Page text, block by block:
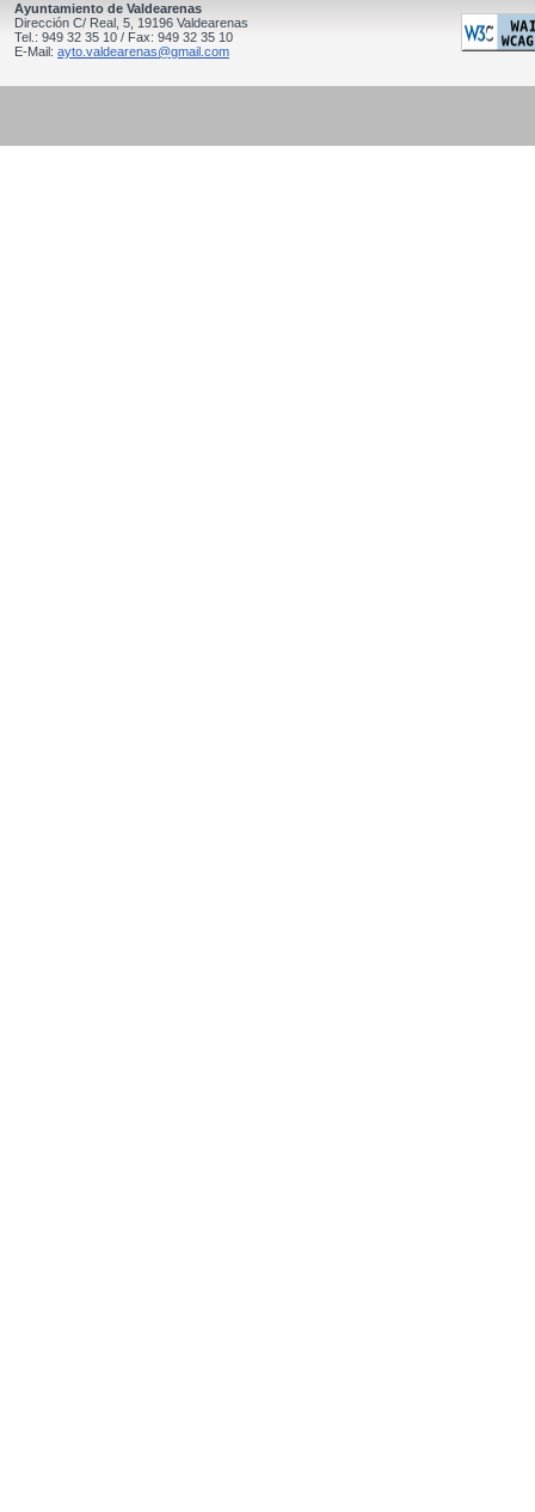
Ayuntamiento de Valdearenas
Dirección C/ Real, 5, 19196 Valdearenas
Tel.: 949 32 35 10 / Fax: 949 32 35 10
E-Mail: ayto.valdearenas@gmail.com